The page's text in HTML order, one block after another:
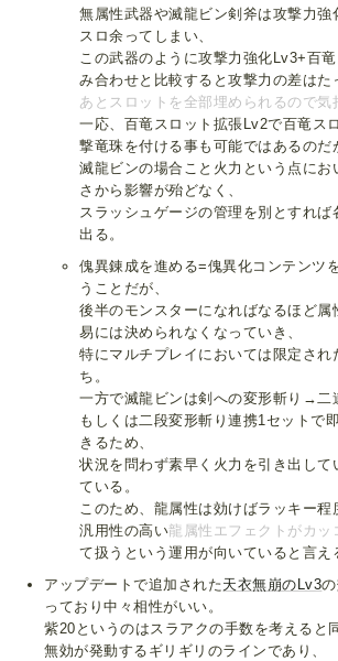
無属性武器や滅龍ビン剣斧は攻撃力
スロ余ってしまい、
この武器のように攻撃力強化Lv3+百
み合わせと比較すると攻撃力の差はた
あとスロットを全部埋められるので気
一応、百竜スロット拡張Lv2で百竜ス
撃竜珠を付ける事も可能ではあるのだ
滅龍ビンの場合こと火力という点に
さから影響が殆どなく、
スラッシュゲージの管理を別とすれ
出る。
傀異錬成を進める=傀異化コンテンツ
うことだが、
後半のモンスターになればなるほど属
易には決められなくなっていき、
特にマルチプレイにおいては限定され
ち。
一方で滅龍ビンは剣への変形斬り→二
もしくは二段変形斬り連携1セットで
きるため、
状況を問わず素早く火力を引き出して
ている。
このため、龍属性は効けばラッキー程
汎用性の高い龍属性エフェクトがカッ
て扱うという運用が向いていると言え
アップデートで追加された天衣無崩のLv3
っており中々相性がいい。
紫20というのはスラアクの手数を考えると
無効が発動するギリギリのラインであり、